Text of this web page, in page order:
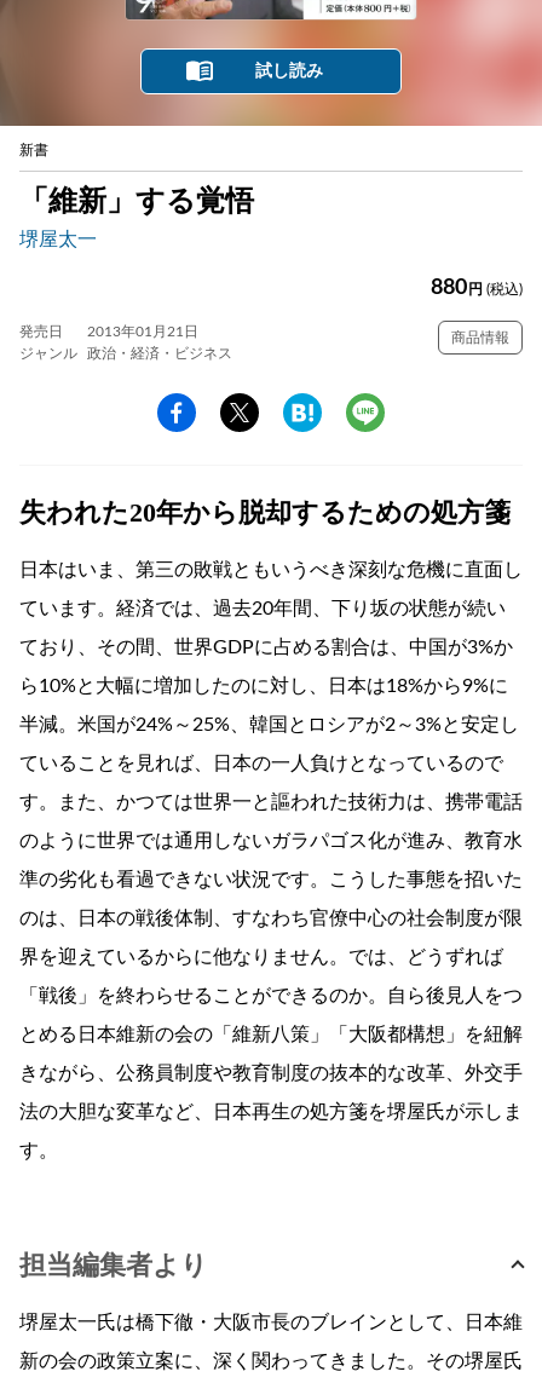
試し読み
新書
「維新」する覚悟
堺屋太一
880 円 (税込)
発売日
2013年01月21日
ジャンル
政治・経済・ビジネス
商品情報
失われた20年から脱却するための処方箋
日本はいま、第三の敗戦ともいうべき深刻な危機に直面し
ています。経済では、過去20年間、下り坂の状態が続い
ており、その間、世界GDPに占める割合は、中国が3%か
ら10%と大幅に増加したのに対し、日本は18%から9%に
半減。米国が24%～25%、韓国とロシアが2～3%と安定し
ていることを見れば、日本の一人負けとなっているので
す。また、かつては世界一と謳われた技術力は、携帯電話
のように世界では通用しないガラパゴス化が進み、教育水
準の劣化も看過できない状況です。こうした事態を招いた
のは、日本の戦後体制、すなわち官僚中心の社会制度が限
界を迎えているからに他なりません。では、どうずれば
「戦後」を終わらせることができるのか。自ら後見人をつ
とめる日本維新の会の「維新八策」「大阪都構想」を紐解
きながら、公務員制度や教育制度の抜本的な改革、外交手
法の大胆な変革など、日本再生の処方箋を堺屋氏が示しま
す。
担当編集者より
堺屋太一氏は橋下徹・大阪市長のブレインとして、日本維
新の会の政策立案に、深く関わってきました。その堺屋氏